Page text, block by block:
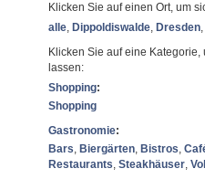
Klicken Sie auf einen Ort, um
alle, Dippoldiswalde, Dresden,
Klicken Sie auf eine
lassen:
Shopping:
Shopping
Gastronomie:
Bars, Biergärten, Bistros,
Restaurants, Steakhäuser,